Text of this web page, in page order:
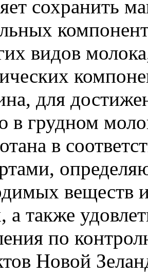
сохранить
видов
для
в грудном
в
веществ
а также
по
Новой